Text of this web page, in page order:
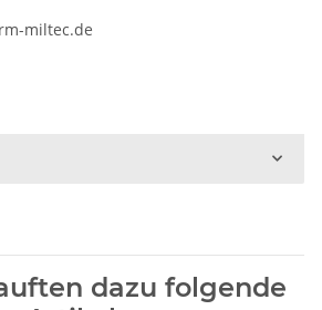
miltec.de
dazu folgende